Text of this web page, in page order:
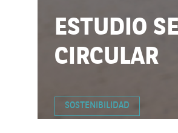
ESTUDIO
CIRCULAR
SOSTENIBILIDAD